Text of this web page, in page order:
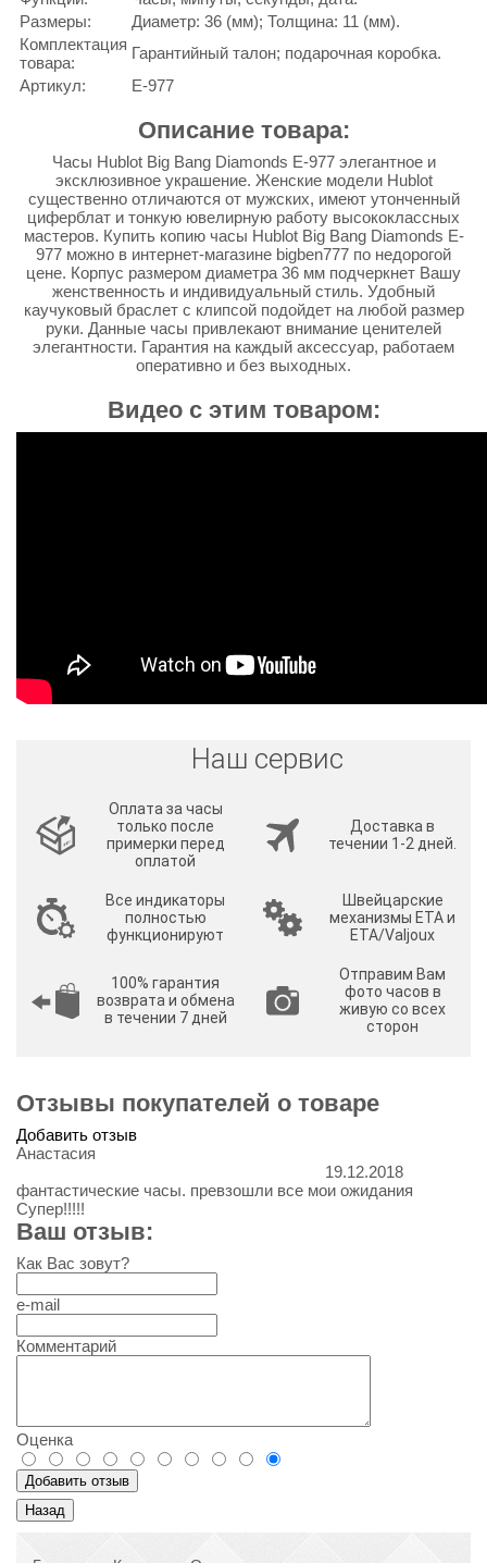
Размеры:
Диаметр: 36 (мм); Толщина: 11 (мм).
Комплектация
товара:
Гарантийный талон; подарочная коробка.
Артикул:
Е-977
Описание товара:
Часы Hublot Big Bang Diamonds E-977 элегантное и
эксклюзивное украшение. Женские модели Hublot
существенно отличаются от мужских, имеют утонченный
циферблат и тонкую ювелирную работу высококлассных
мастеров. Купить копию часы Hublot Big Bang Diamonds E-
977 можно в интернет-магазине bigben777 по недорогой
цене. Корпус размером диаметра 36 мм подчеркнет Вашу
женственность и индивидуальный стиль. Удобный
каучуковый браслет с клипсой подойдет на любой размер
руки. Данные часы привлекают внимание ценителей
элегантности. Гарантия на каждый аксессуар, работаем
оперативно и без выходных.
Видео с этим товаром:
Наш сервис
Оплата за часы
только после
примерки перед
оплатой
Доставка в
течении 1-2 дней.
Все индикаторы
полностью
функционируют
Швейцарские
механизмы ETA и
ETA/Valjoux
100% гарантия
возврата и обмена
в течении 7 дней
Отправим Вам
фото часов в
живую со всех
сторон
Отзывы покупателей о товаре
Добавить отзыв
Анастасия
19.12.2018
фантастические часы. превзошли все мои ожидания
Супер!!!!!
Ваш отзыв:
Как Вас зовут?
e-mail
Комментарий
Оценка